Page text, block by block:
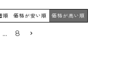
順 価格が安い順 価格が高い順
… 8